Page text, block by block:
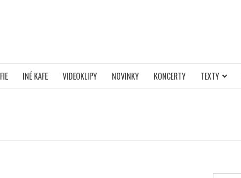
INÉ KAFE VIDEOKLIPY NOVINKY KONCERTY TEXTY